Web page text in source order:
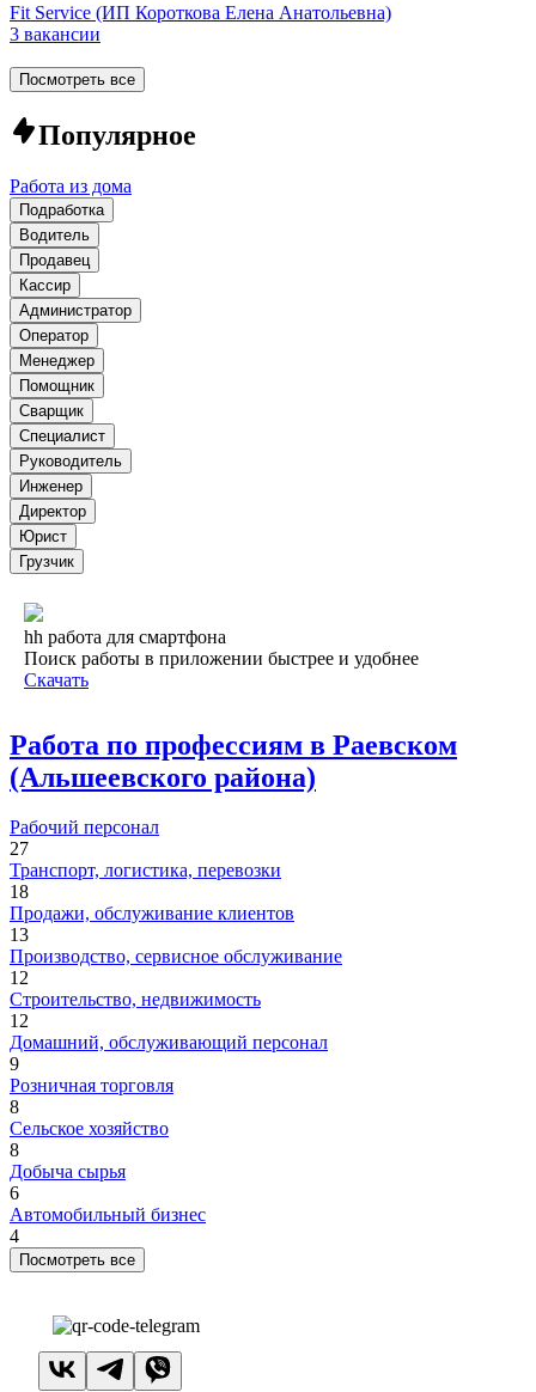
Fit Service (ИП Короткова Елена Анатольевна)
3 вакансии
Посмотреть все
Популярное
Работа из дома
Подработка
Водитель
Продавец
Кассир
Администратор
Оператор
Менеджер
Помощник
Сварщик
Специалист
Руководитель
Инженер
Директор
Юрист
Грузчик
hh работа для смартфона
Поиск работы в приложении быстрее и удобнее
Скачать
Работа по профессиям в Раевском
(Альшеевского района)
Рабочий персонал
27
Транспорт, логистика, перевозки
18
Продажи, обслуживание клиентов
13
Производство, сервисное обслуживание
12
Строительство, недвижимость
12
Домашний, обслуживающий персонал
9
Розничная торговля
8
Сельское хозяйство
8
Добыча сырья
6
Автомобильный бизнес
4
Посмотреть все